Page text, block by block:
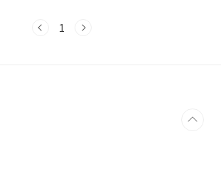
Web-Server/Soptkathon-
1